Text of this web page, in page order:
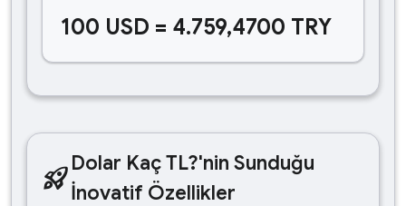
100 USD = 4.759,4700 TRY
rocket_launchDolar Kaç TL?'nin Sunduğu
İnovatif Özellikler